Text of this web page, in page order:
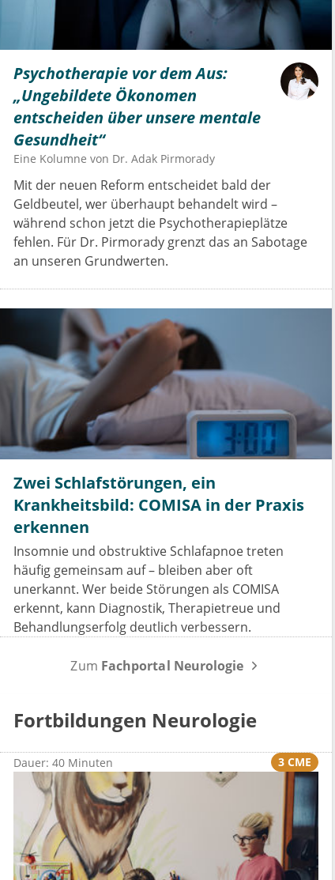
Psychotherapie vor dem Aus:
„Ungebildete Ökonomen
entscheiden über unsere mentale
Gesundheit“
Eine Kolumne von Dr. Adak Pirmorady
Mit der neuen Reform entscheidet bald der
Geldbeutel, wer überhaupt behandelt wird –
während schon jetzt die Psychotherapieplätze
fehlen. Für Dr. Pirmorady grenzt das an Sabotage
an unseren Grundwerten.
Zwei Schlafstörungen, ein
Krankheitsbild: COMISA in der Praxis
erkennen
Insomnie und obstruktive Schlafapnoe treten
häufig gemeinsam auf – bleiben aber oft
unerkannt. Wer beide Störungen als COMISA
erkennt, kann Diagnostik, Therapietreue und
Behandlungserfolg deutlich verbessern.
Zum Fachportal Neurologie
Fortbildungen Neurologie
Dauer: 40 Minuten 3 CME